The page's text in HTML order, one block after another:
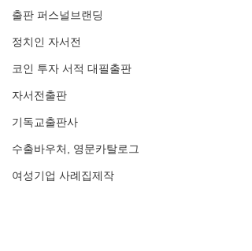
출판 퍼스널브랜딩
정치인 자서전
코인 투자 서적 대필출판
자서전출판
기독교출판사
수출바우처, 영문카탈로그
여성기업 사례집제작